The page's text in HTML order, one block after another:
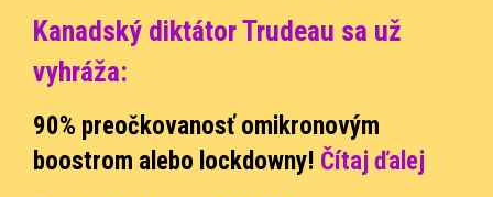
Kanadský diktátor Trudeau sa už
vyhráža:
90% preočkovanosť omikronovým
boostrom alebo lockdowny! Čítaj ďalej